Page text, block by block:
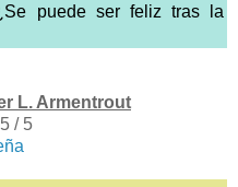
puede ser feliz tras la
L. Armentrout
/ 5